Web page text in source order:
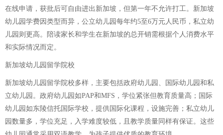
在线申请，获批后可自由进出新加坡，但第一年不允许打工。新加坡
幼儿园学费因类型而异，公立幼儿园每年约5至6万元人民币，私立幼
儿园则更高。陪读家长和学生在新加坡的总开销需根据个人消费水平
和实际情况而定。
新加坡幼儿园留学院校
新加坡幼儿园留学院校多样，主要包括政府幼儿园、国际幼儿园和私
立幼儿园。政府幼儿园如PAP和MFS，学位紧张但教育质量高；国际
幼儿园如东陵信托国际学校，提供国际化课程，设施完善；私立幼儿
园数量多，学位充足，入学难度较低，且教学质量同样有保证。这些